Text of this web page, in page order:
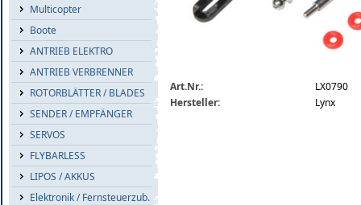
Multicopter
Boote
ANTRIEB ELEKTRO
ANTRIEB VERBRENNER
ROTORBLÄTTER / BLADES
SENDER / EMPFÄNGER
SERVOS
FLYBARLESS
LIPOS / AKKUS
Elektronik / Fernsteuerzub.
Art.Nr.:
LX0790
Hersteller:
Lynx